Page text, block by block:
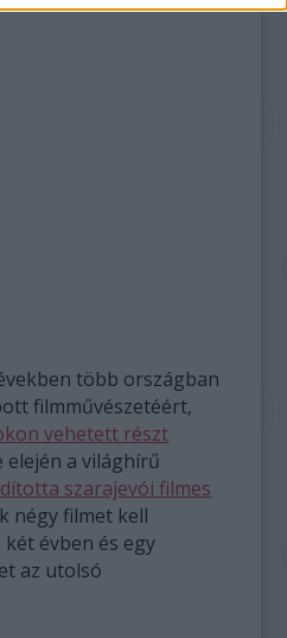
több országban
filmművészetéért,
vehetett részt
elején a világhírű
szarajevói filmes
négy filmet kell
évben és egy
az utolsó